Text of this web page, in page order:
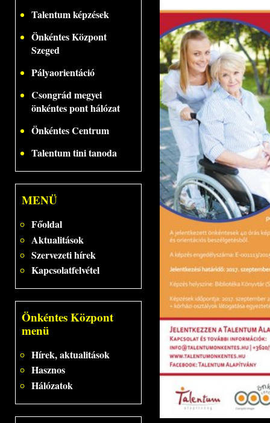
Talentum képzések
Önkéntes Központ
Szeged
Pályaorientáció
Csongrád megyei
önkéntes pont hálózat
Önkéntes Centrum
Talentum tini tanoda
MENÜ
Főoldal
Aktualitások
Szervezeti hírek
Kapcsolatfelvétel
Önkéntes Központ
menü
Hírek, aktualitások
Hasznos
Hálózatok